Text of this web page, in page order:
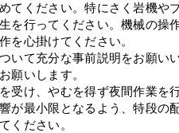
てください。特にさく岩機や
を行ってください。機械の操
を心掛けてください。
いて充分な事前説明をお願い
願いします。
受け、やむを得ず夜間作業を
が最小限となるよう、特段の
ください。